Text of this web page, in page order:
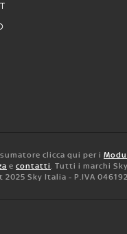
clicca qui per i
e contatti. Tutti i marchi
2025 Sky Italia - P.IVA